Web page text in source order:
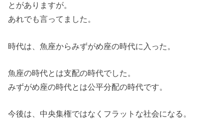
とがありますが。
あれでも言ってました。
時代は、魚座からみずがめ座の時代に入った。
魚座の時代とは支配の時代でした。
みずがめ座の時代とは公平分配の時代です。
今後は、中央集権ではなくフラットな社会になる。